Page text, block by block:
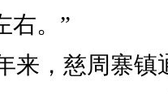
右。”
，慈周寨镇